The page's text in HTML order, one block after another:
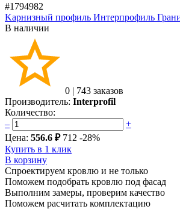
#1794982
Kарнизный профиль Интерпрофиль
В наличии
0 | 743 заказов
Производитель: Interprofil
Количество:
–
+
Цена: 556.6 ₽ 712 -28%
Купить в 1 клик
В корзину
Спроектируем кровлю и не только
Поможем подобрать кровлю под фасад
Выполним замеры, проверим качество
Поможем расчитать комплектацию